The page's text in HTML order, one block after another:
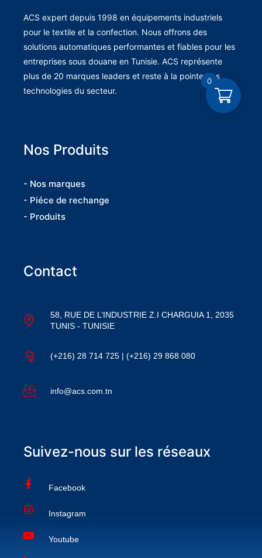
ACS expert depuis 1998 en équipements industriels
pour le textile et la confection. Nous offrons des
solutions automatiques performantes et fiables pour les
entreprises sous douane en Tunisie. ACS représente
plus de 20 marques leaders et reste à la pointe des
technologies du secteur.
Nos Produits
- Nos marques
- Piéce de rechange
- Produits
Contact
58, RUE DE L’INDUSTRIE Z.I CHARGUIA 1, 2035
TUNIS - TUNISIE
(+216) 28 714 725 | (+216) 29 868 080
info@acs.com.tn
Suivez-nous sur les réseaux
Facebook
Instagram
Youtube
0